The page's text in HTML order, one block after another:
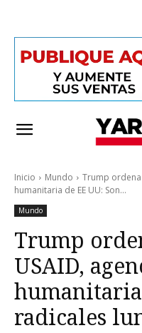
Inicio Mundo
Trump ordena
humanitaria de EE UU: Son...
Mundo
Trump
USAID,
humanitaria
radicales